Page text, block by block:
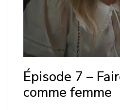
Épisode 7 –
comme femme